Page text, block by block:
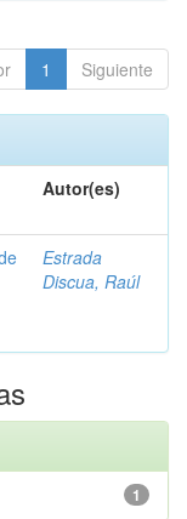
1 Siguiente
Autor(es)
Estrada
Discua, Raúl
1